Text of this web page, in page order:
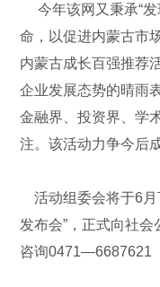
今年该网又秉承“
命，以促进内蒙古市
内蒙古成长百强推荐
企业发展态势的晴雨
金融界、投资界、学
注。该活动力争今后
活动组委会将于6月
发布会”，正式向社
咨询0471—6687621